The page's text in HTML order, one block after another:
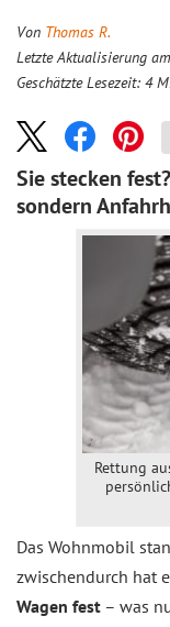
Von Thomas R.
Letzte Aktualisierung
Geschätzte Lesezeit: 4
Sie stecken
sondern
Rettung
Das Wohnmobil
zwischendurch hat
Wagen fest – was